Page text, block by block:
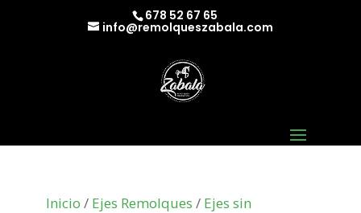
678 52 67 65
info@remolqueszabala.com
Inicio / Ejes Remolques / Ejes sin